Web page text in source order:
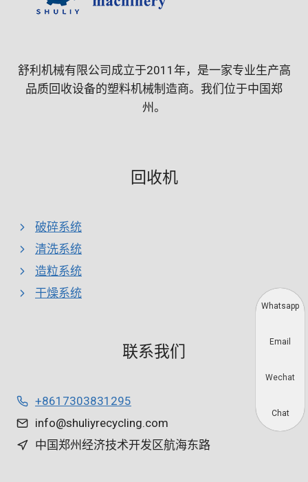
舒利机械有限公司成立于2011年，是一家专业生产高
品质回收设备的塑料机械制造商。我们位于中国郑
州。
回收机
破碎系统
清洗系统
造粒系统
干燥系统
联系我们
+8617303831295
info@shuliyrecycling.com
中国郑州经济技术开发区航海东路
Whatsapp
Email
Wechat
Chat